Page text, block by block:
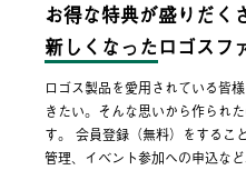
お得な特典が盛りだく
新しくなった ロゴスフ
ロゴス製品を愛用されている皆
きたい。そんな思いから作られ
す。 会員登録（無料）をするこ
管理、イベント参加への申込な